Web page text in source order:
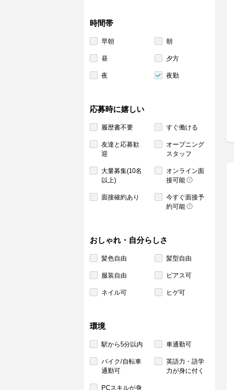
時間帯
早朝 朝
昼 夕方
夜 夜勤
応募時に嬉しい
履歴書不要 すぐ働ける
友達と応募歓
迎
オープニング
スタッフ
大量募集(10名
以上)
オンライン面
接可能
面接確約あり
今すぐ面接予
約可能
おしゃれ・自分らしさ
髪色自由 髪型自由
服装自由 ピアス可
ネイル可 ヒゲ可
環境
駅から5分以内 車通勤可
バイク/自転車
通勤可
英語力・語学
力が身に付く
PCスキルが身